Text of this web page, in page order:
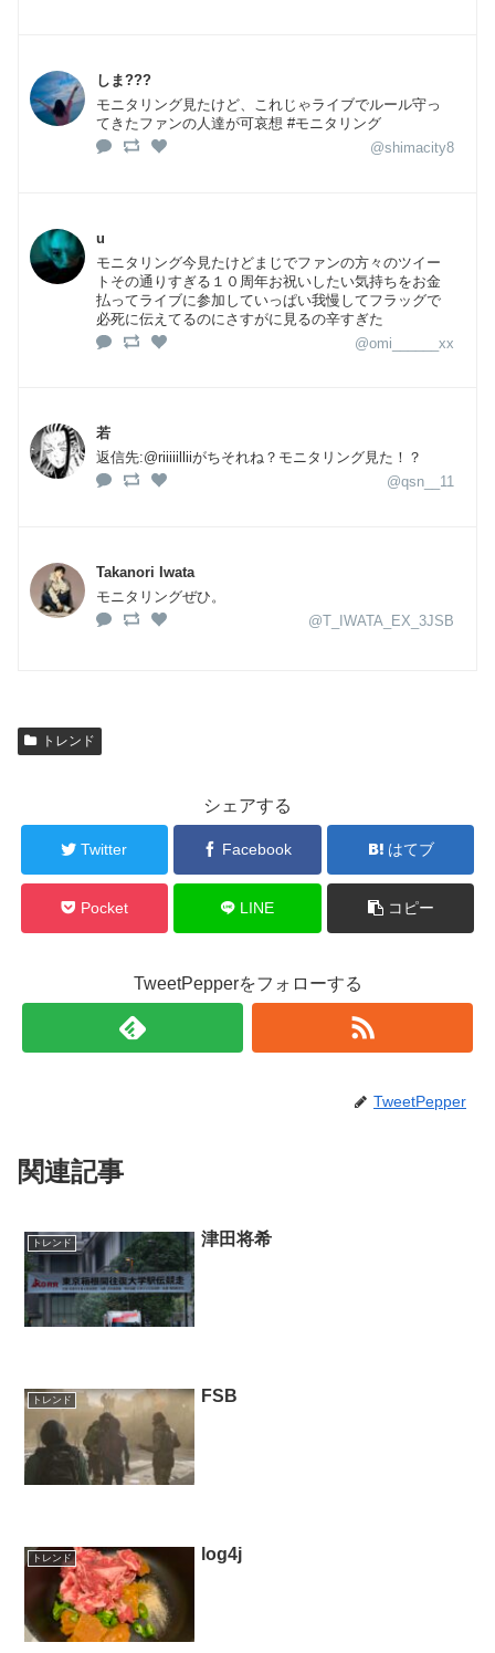
しま???
モニタリング見たけど、これじゃライブでルール守っ
てきたファンの人達が可哀想 #モニタリング
@shimacity8
u
モニタリング今見たけどまじでファンの方々のツイー
トその通りすぎる１０周年お祝いしたい気持ちをお金
払ってライブに参加していっぱい我慢してフラッグで
必死に伝えてるのにさすがに見るの辛すぎた
@omi______xx
若
返信先:@riiiiilliiがちそれね？モニタリング見た！？
@qsn__11
Takanori Iwata
モニタリングぜひ。
@T_IWATA_EX_3JSB
トレンド
シェアする
Twitter Facebook はてブ
Pocket LINE コピー
TweetPepperをフォローする
TweetPepper
関連記事
トレンド 津田将希
トレンド FSB
トレンド log4j